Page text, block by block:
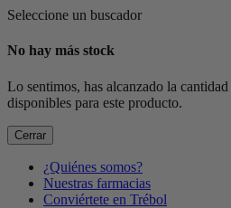
Seleccione un buscador
No hay más stock
Lo sentimos, has alcanzado la
disponibles para este producto.
Cerrar
¿Quiénes somos?
Nuestras farmacias
Conviértete en Trébol